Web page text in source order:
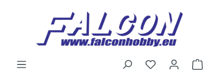
Zum Hauptinhalt springen
Du hast 0